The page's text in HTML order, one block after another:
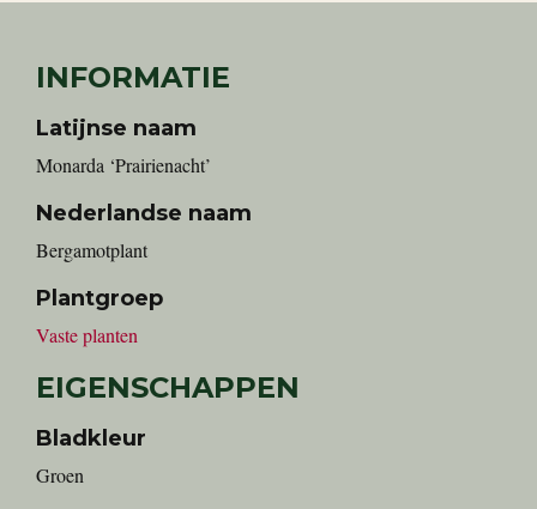
INFORMATIE
Latijnse naam
Monarda ‘Prairienacht’
Nederlandse naam
bergamotplant
Plantgroep
Vaste planten
EIGENSCHAPPEN
Bladkleur
Groen